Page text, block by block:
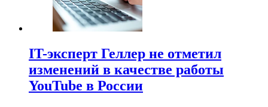
IT-эксперт Геллер не отметил
изменений в качестве работы
YouTube в России